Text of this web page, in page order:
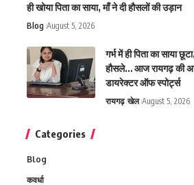
ही खोया पिता का साया, माँ ने दी हौसलों की उड़ान
Blog August 5, 2026
गर्भ में ही पिता का साया
हौसले… आज रायगढ़ की
डायरेक्टर ऑफ स्पोर्ट्स
रायगढ़ खेल August 5, 2026
Categories
Blog
कवर्धा